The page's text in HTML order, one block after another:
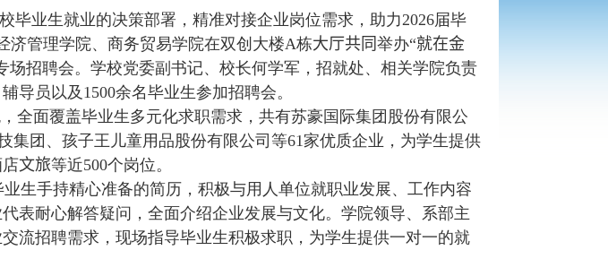
毕业生就业的决策部署，精准对接企业岗位需求，助力2026届毕
济管理学院、商务贸易学院在双创大楼A栋大厅共同 举办“就在金
场招聘会。学校党委副书记、校长何学军，招就处、相关学院负责
导员以及 1500余名毕业生参加招聘会。
全面覆盖毕业生多元化求职需求，共有苏豪国际集团股份有限公
集团、孩子王儿童用品股份有限公司等61家优质企业，为学生提供
文旅等近500个岗位。
生手持精心准备的简历，积极与用人单位就职业发展、工作内容
表耐心解答疑问，全面介绍企业发展与文化。学院领导、系部主
流招聘需求，现场指导毕业生积极求职，为学生提供一对一的就